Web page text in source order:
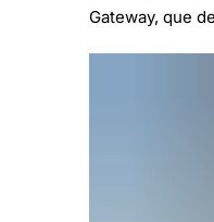
Gateway, que